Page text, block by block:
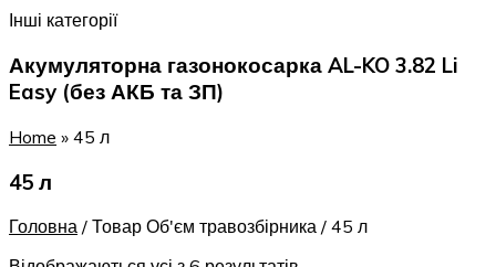
Інші категорії
Акумуляторна газонокосарка AL-KO 3.82 Li
Easy (без АКБ та ЗП)
Home » 45 л
45 л
Головна / Товар Об'єм травозбірника / 45 л